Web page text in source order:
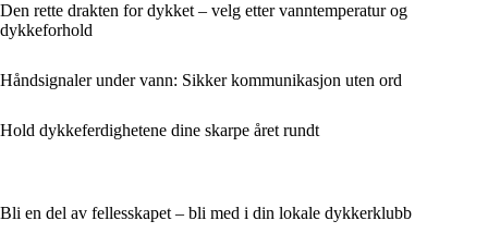
Den rette drakten for dykket – velg etter vanntemperatur og
dykkeforhold
Håndsignaler under vann: Sikker kommunikasjon uten ord
Hold dykkeferdighetene dine skarpe året rundt
Bli en del av fellesskapet – bli med i din lokale dykkerklubb